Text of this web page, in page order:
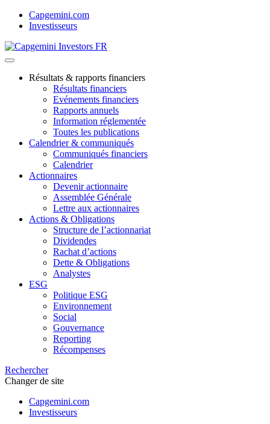
Skip
Capgemini.com
Investisseurs
Résultats & rapports financiers
Résultats financiers
Evénements financiers
Rapports annuels
Information réglementée
Toutes les publications
Calendrier & communiqués
Communiqués financiers
Calendrier
Actionnaires
Devenir actionnaire
Assemblée Générale
Lettre aux actionnaires
Actions & Obligations
Structure de l’actionnariat
Dividendes
Rachat d’actions
Dette & Obligations
Analystes
ESG
Politique ESG
Environnement
Social
Gouvernance
Reporting
Récompenses
Rechercher
Changer de site
Capgemini.com
Investisseurs